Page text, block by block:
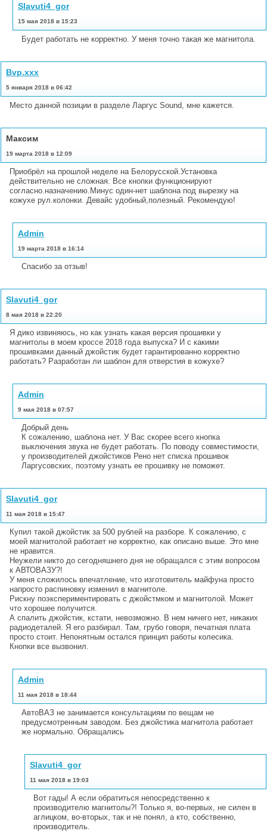
Slavuti4_gor
15 мая 2018 в 15:23
Будет работать не корректно. У меня точно такая же магнитола.
Bvp.xxx
5 января 2018 в 06:42
Место данной позиции в разделе Ларгус Sound, мне кажется.
Максим
19 марта 2018 в 12:09
Приобрёл на прошлой неделе на Белорусской.Установка
действительно не сложная. Все кнопки функционируют
согласно.назначению.Минус один-нет шаблона под вырезку на
кожухе рул.колонки. Девайс удобный,полезный. Рекомендую!
Admin
19 марта 2018 в 16:14
Спасибо за отзыв!
Slavuti4_gor
8 мая 2018 в 22:20
Я дико извиняюсь, но как узнать какая версия прошивки у
магнитолы в моем кроссе 2018 года выпуска? И с какими
прошивками данный джойстик будет гарантированно корректно
работать? Разработан ли шаблон для отверстия в кожухе?
Admin
9 мая 2018 в 07:57
Добрый день
К сожалению, шаблона нет. У Вас скорее всего кнопка
выключения звука не будет работать. По поводу совместимости,
у производителей джойстиков Рено нет списка прошивок
Ларгусовских, поэтому узнать ее прошивку не поможет.
Slavuti4_gor
11 мая 2018 в 15:47
Купил такой джойстик за 500 рублей на разборе. К сожалению, с
моей магнитолой работает не корректно, как описано выше. Это мне
не нравится.
Неужели никто до сегодняшнего дня не обращался с этим вопросом
к АВТОВАЗУ?!
У меня сложилось впечатление, что изготовитель майфуна просто
напросто распиновку изменил в магнитоле.
Рискну поэкспериментировать с джойстмком и магнитолой. Может
что хорошее получится.
А спалить джойстик, кстати, невозможно. В нем ничего нет, никаких
радиодеталей. Я его разбирал. Там, грубо говоря, печатная плата
просто стоит. Непонятным остался принцип работы колесика.
Кнопки все вызвонил.
Admin
11 мая 2018 в 18:44
АвтоВАЗ не занимается консультациям по вещам не
предусмотренным заводом. Без джойстика магнитола работает
же нормально. Обращались
Slavuti4_gor
11 мая 2018 в 19:03
Вот гады! А если обратиться непосредственно к
производителю магнитолы?! Только я, во-первых, не силен в
аглицком, во-вторых, так и не понял, а кто, собственно,
производитель.